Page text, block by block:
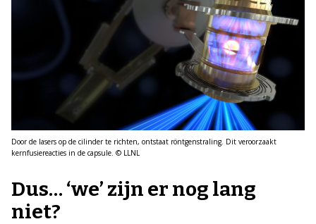
Door de lasers op de cilinder te richten, ontstaat röntgenstraling. Dit veroorzaakt
kernfusiereacties in de capsule. © LLNL
Dus… ‘we’ zijn er nog lang
niet?